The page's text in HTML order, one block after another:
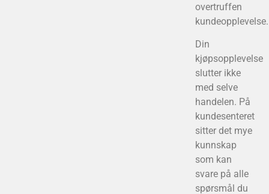
overtruffen
kundeopplevelse.
Din
kjøpsopplevelse
slutter ikke
med selve
handelen. På
kundesenteret
sitter det mye
kunnskap
som kan
svare på alle
spørsmål du